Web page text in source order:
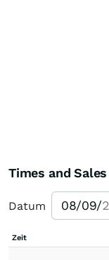
Times and Sales
Datum
Zeit